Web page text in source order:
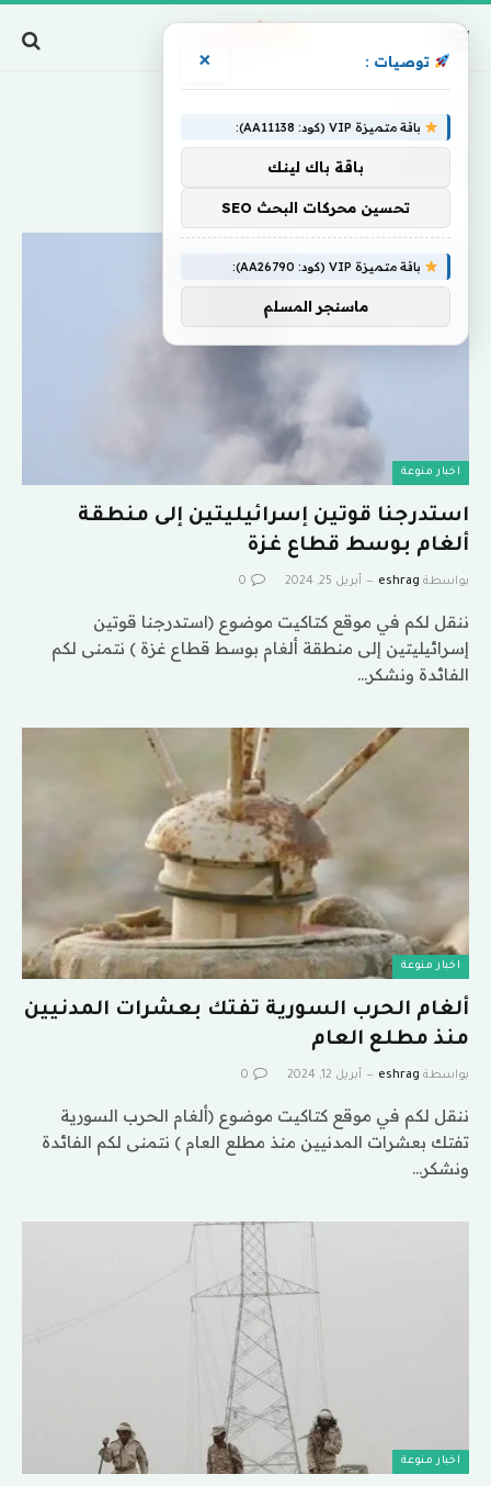
اخبار منوعة
استدرجنا قوتين إسرائيليتين إلى منطقة
ألغام بوسط قطاع غزة
بواسطة eshrag أبريل 25, 2024 0
ننقل لكم في موقع كتاكيت موضوع (استدرجنا قوتين
إسرائيليتين إلى منطقة ألغام بوسط قطاع غزة ) نتمنى لكم
الفائدة ونشكر…
اخبار منوعة
ألغام الحرب السورية تفتك بعشرات المدنيين
منذ مطلع العام
بواسطة eshrag أبريل 12, 2024 0
ننقل لكم في موقع كتاكيت موضوع (ألغام الحرب السورية
تفتك بعشرات المدنيين منذ مطلع العام ) نتمنى لكم الفائدة
ونشكر…
اخبار منوعة
توصيات : ×
باقة متميزة VIP (كود: AA11138):
باقة باك لينك
تحسين محركات البحث SEO
باقة متميزة VIP (كود: AA26790):
ماسنجر المسلم